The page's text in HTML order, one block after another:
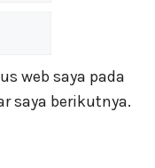
web saya pada
saya berikutnya.